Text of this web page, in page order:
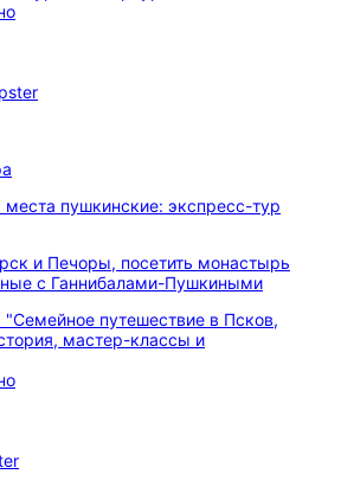
пушкинские: экспресс-тур
и Печоры, посетить монастырь
с Ганнибалами-Пушкиными